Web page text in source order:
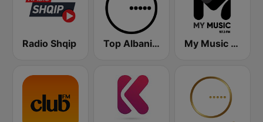
Radio Shqip Top Albania Radio My Music Radio